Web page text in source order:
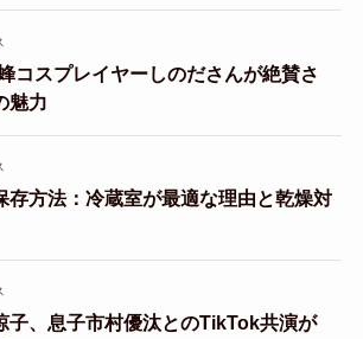
コスプレイヤーしのださんが絶賛さ
魅力
存方法：冷蔵室が最適な理由と乾燥対
子、息子市村優汰とのTikTok共演が